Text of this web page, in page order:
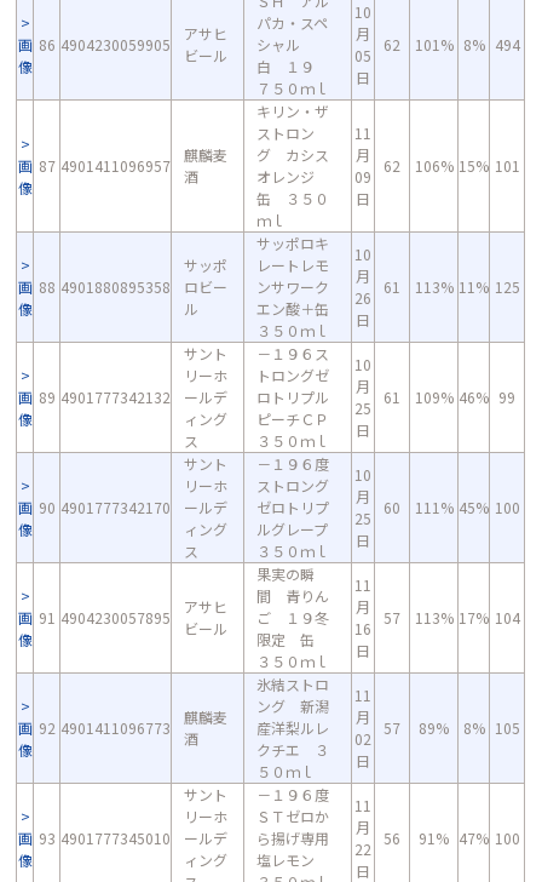
画
像
86 4904230059905
アサヒ
ビール
パカ・スペ
シャル
白 １９
７５０ｍｌ
10
月
05
日
62 101% 8% 494
画
像
87 4901411096957
麒麟麦
酒
キリン・ザ
ストロン
グ カシス
オレンジ
缶 ３５０
ｍｌ
11
月
09
日
62 106% 15% 101
画
像
88 4901880895358
サッポ
ロビー
ル
サッポロキ
レートレモ
ンサワーク
エン酸＋缶
３５０ｍｌ
10
月
26
日
61 113% 11% 125
画
像
89 4901777342132
サント
リーホ
ールデ
ィング
ス
－１９６ス
トロングゼ
ロトリプル
ピーチＣＰ
３５０ｍｌ
10
月
25
日
61 109% 46% 99
画
像
90 4901777342170
サント
リーホ
ールデ
ィング
ス
－１９６度
ストロング
ゼロトリプ
ルグレープ
３５０ｍｌ
10
月
25
日
60 111% 45% 100
画
像
91 4904230057895
アサヒ
ビール
果実の瞬
間 青りん
ご １９冬
限定 缶
３５０ｍｌ
11
月
16
日
57 113% 17% 104
画
像
92 4901411096773
麒麟麦
酒
氷結ストロ
ング 新潟
産洋梨ルレ
クチエ ３
５０ｍｌ
11
月
02
日
57 89% 8% 105
画
像
93 4901777345010
サント
リーホ
ールデ
ィング
－１９６度
ＳＴゼロか
ら揚げ専用
塩レモン
11
月
22
日
56 91% 47% 100